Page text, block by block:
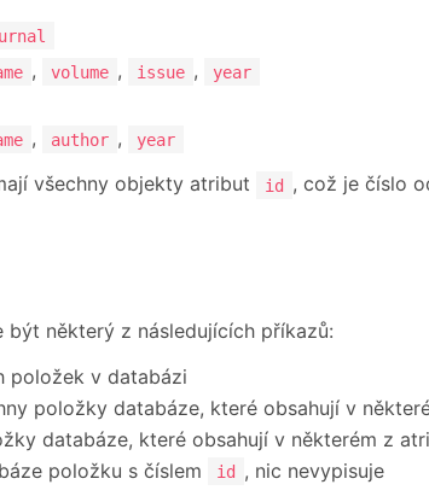
, volume , issue , year
, author , year
všechny objekty atribut id , což je číslo
být některý z následujících příkazů:
položek v databázi
položky databáze, které obsahují v
databáze, které obsahují v některém z
položku s číslem id
, nic nevypisuje